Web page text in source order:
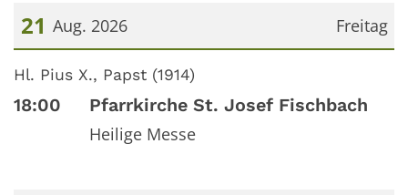
Freitag
21 Aug. 2026
Datum: 21. August 2026
Hl. Pius X., Papst (1914)
18:00 Pfarrkirche St. Josef Fischbach
Heilige Messe